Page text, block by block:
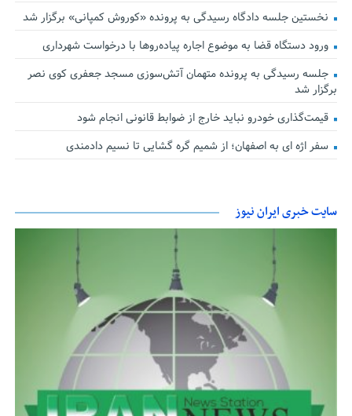
نخستین جلسه دادگاه رسیدگی به پرونده «کوروش کمپانی» برگزار شد
ورود دستگاه قضا به موضوع اجاره پیاده‌روها با درخواست شهرداری
جلسه رسیدگی به پرونده متهمان آتش‌سوزی مسجد جعفری کوی نصر
برگزار شد
قیمت‌گذاری خودرو نباید خارج از ضوابط قانونی انجام شود
سفر اژه ای به اصفهان؛ از شمیم گره گشایی تا نسیم دادمندی
سایت خبری ایران نیوز